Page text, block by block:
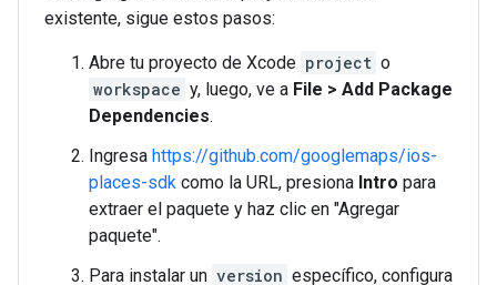
existente, sigue estos pasos:
Abre tu proyecto de Xcode project o
workspace y, luego, ve a File > Add Package
Dependencies.
Ingresa https://github.com/googlemaps/ios-
places-sdk como la URL, presiona Intro para
extraer el paquete y haz clic en "Agregar
paquete".
Para instalar un version específico, configura